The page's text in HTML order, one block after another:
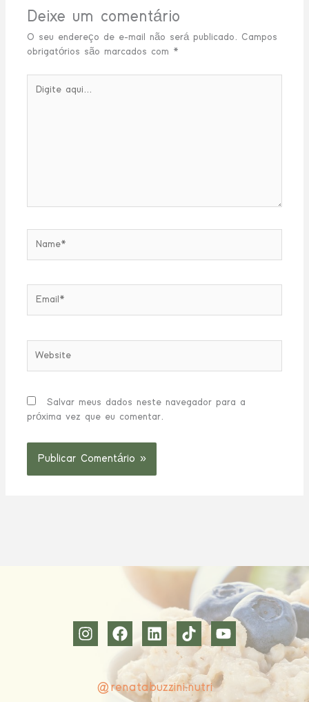
Deixe um comentário
O seu endereço de e-mail não será publicado. Campos
obrigatórios são marcados com *
aqui...
Salvar meus dados neste navegador para a
próxima vez que eu comentar.
@renatabuzzini.nutri